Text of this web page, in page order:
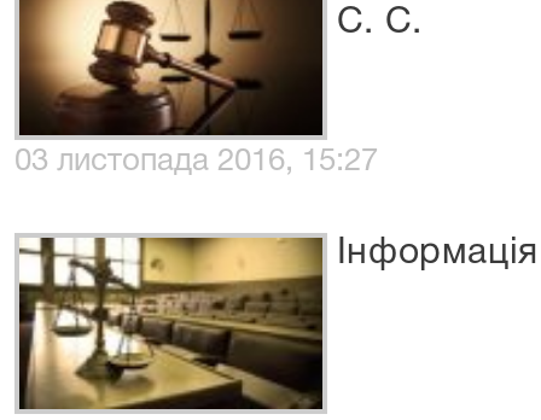
С. С.
03 листопада 2016, 15:27